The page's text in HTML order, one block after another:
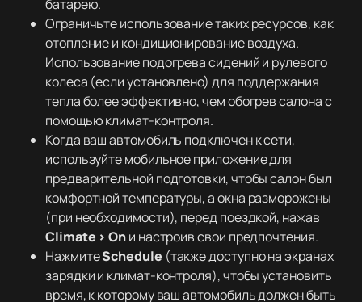
батарею.
Ограничьте использование таких ресурсов, как
отопление и кондиционирование воздуха.
Использование подогрева сидений и рулевого
колеса (если установлено) для поддержания
тепла более эффективно, чем обогрев салона с
помощью климат-контроля.
Когда ваш автомобиль подключен к сети,
используйте мобильное приложение для
предварительной подготовки, чтобы салон был
комфортной температуры, а окна разморожены
(при необходимости), перед поездкой, нажав
Climate > Onи настроив свои предпочтения.
НажмитеSchedule (также доступно на экранах
зарядки и климат-контроля), чтобы установить
время, к которому ваш автомобиль должен быть